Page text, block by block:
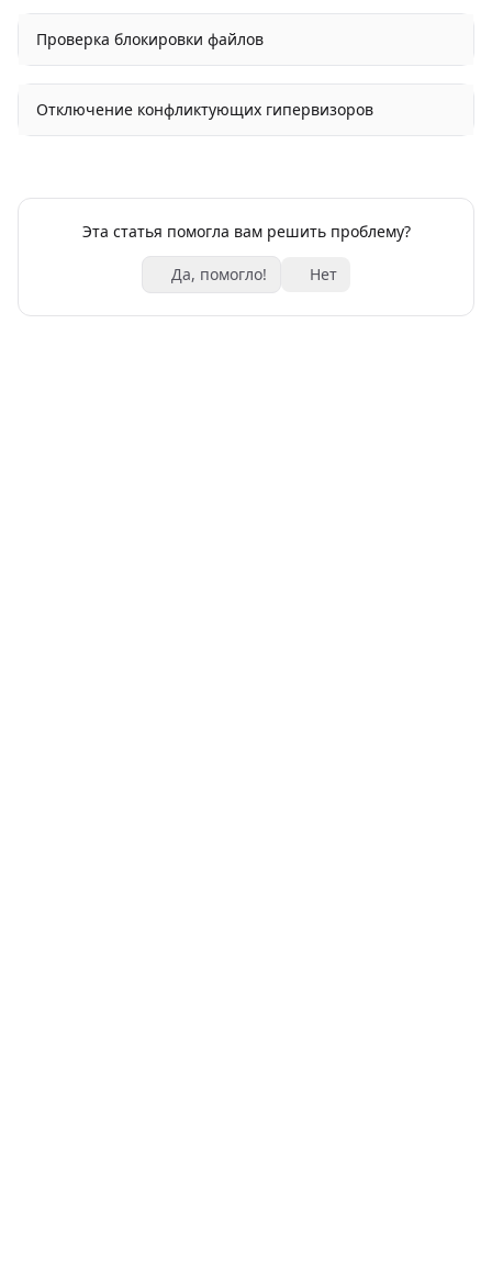
Проверка блокировки файлов
Отключение конфликтующих гипервизоров
Эта статья помогла вам решить проблему?
Да, помогло! Нет